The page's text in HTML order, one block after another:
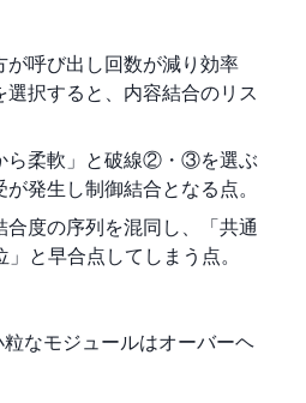
が呼び出し回数が減り効率
択すると、内容結合のリス
ら柔軟」と破線②・③を選ぶ
発生し制御結合となる点。
度の序列を混同し、「共通
と早合点してしまう点。
なモジュールはオーバーヘ